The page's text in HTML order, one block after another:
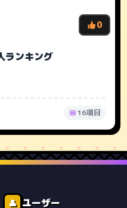
0
ランキング
16項目
👤 ユーザー